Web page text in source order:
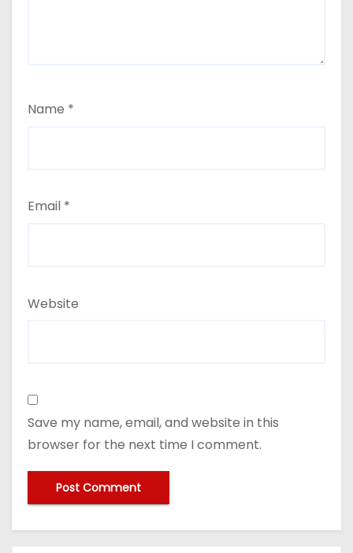
Name *
Email *
Website
Save my name, email, and website in this
browser for the next time I comment.